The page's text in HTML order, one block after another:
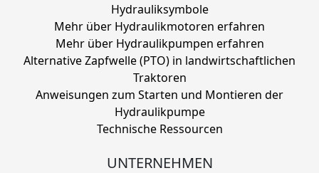
Hydrauliksymbole
Mehr über Hydraulikmotoren erfahren
Mehr über Hydraulikpumpen erfahren
Alternative Zapfwelle (PTO) in landwirtschaftlichen
Traktoren
Anweisungen zum Starten und Montieren der
Hydraulikpumpe
Technische Ressourcen
UNTERNEHMEN